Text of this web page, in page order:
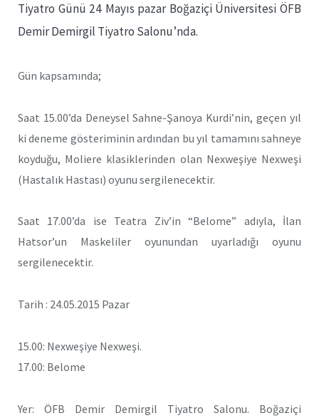
Tiyatro Günü 24 Mayıs pazar Boğaziçi Üniversitesi ÖFB
Demir Demirgil Tiyatro Salonu’nda.
Gün kapsamında;
Saat 15.00’da Deneysel Sahne-Şanoya Kurdi’nin, geçen yıl
ki deneme gösteriminin ardından bu yıl tamamını sahneye
koyduğu, Moliere klasiklerinden olan Nexweşiye Nexweşi
(Hastalık Hastası) oyunu sergilenecektir.
Saat 17.00’da ise Teatra Ziv’in “Belome” adıyla, İlan
Hatsor’un Maskeliler oyunundan uyarladığı oyunu
sergilenecektir.
Tarih : 24.05.2015 Pazar
15.00: Nexweşiye Nexweşi.
17.00: Belome
Yer: ÖFB Demir Demirgil Tiyatro Salonu. Boğaziçi